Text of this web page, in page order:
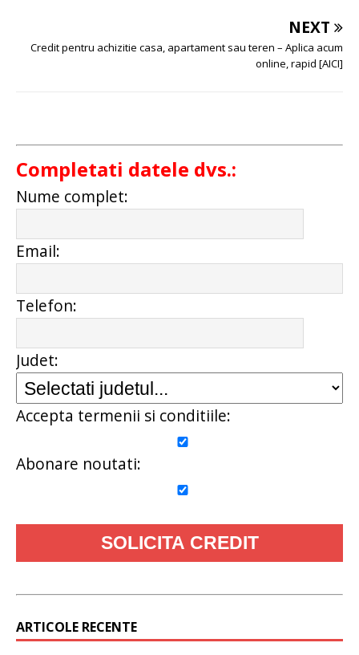
NEXT
Credit pentru achizitie casa, apartament sau teren – Aplica acum
online, rapid [AICI]
Completati datele dvs.:
Nume complet:
Email:
Telefon:
Judet:
Accepta termenii si conditiile:
Abonare noutati:
ARTICOLE RECENTE